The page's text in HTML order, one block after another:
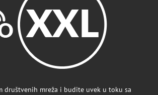
društvenih mreža i budite uvek u toku sa